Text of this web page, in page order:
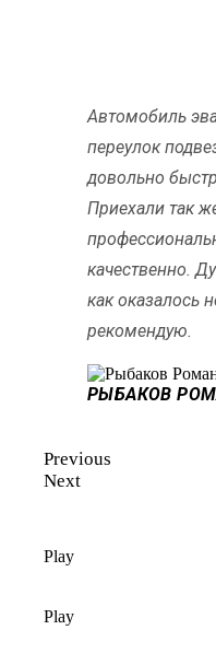
Автомобиль
переулок
довольно
Приехали так
качественно.
как оказалось
рекомендую.
РЫБАКОВ
Previous
Next
Play
Play